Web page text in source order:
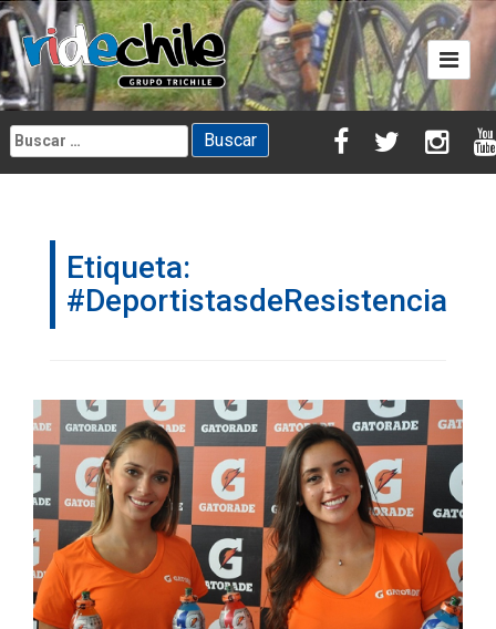
Skip
to
content
Buscar:
Etiqueta:
#DeportistasdeResistencia